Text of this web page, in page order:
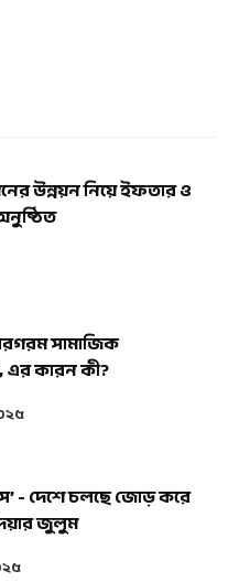
উন্নয়ন নিয়ে ইফতার ও
সরগরম সামাজিক
এর কারন কী?
- দেশে চলছে জোড় করে
জুলুম